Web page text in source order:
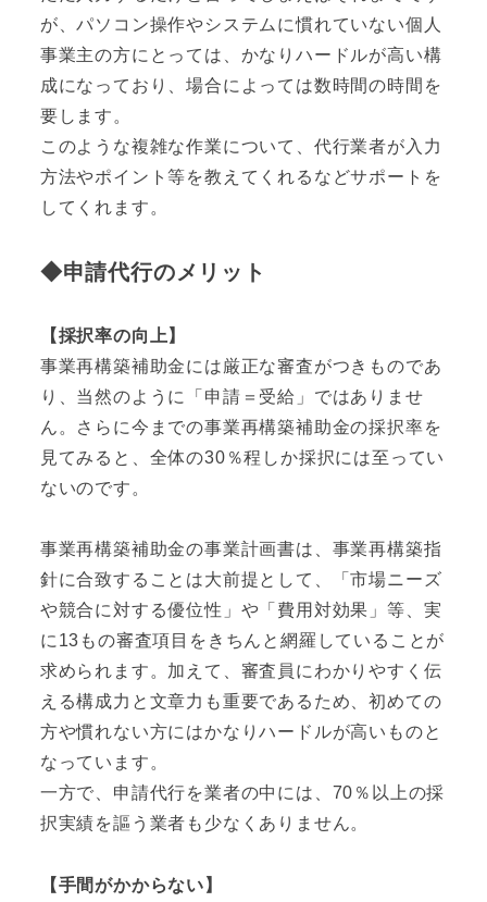
が、パソコン操作やシステムに慣れていない個人
事業主の方にとっては、かなりハードルが高い構
成になっており、場合によっては数時間の時間を
要します。
このような複雑な作業について、代行業者が入力
方法やポイント等を教えてくれるなどサポートを
してくれます。
◆申請代行のメリット
【採択率の向上】
事業再構築補助金には厳正な審査がつきものであ
り、当然のように「申請＝受給」ではありませ
ん。さらに今までの事業再構築補助金の採択率を
見てみると、全体の30％程しか採択には至ってい
ないのです。
事業再構築補助金の事業計画書は、事業再構築指
針に合致することは大前提として、「市場ニーズ
や競合に対する優位性」や「費用対効果」等、実
に13もの審査項目をきちんと網羅していることが
求められます。加えて、審査員にわかりやすく伝
える構成力と文章力も重要であるため、初めての
方や慣れない方にはかなりハードルが高いものと
なっています。
一方で、申請代行を業者の中には、70％以上の採
択実績を謳う業者も少なくありません。
【手間がかからない】